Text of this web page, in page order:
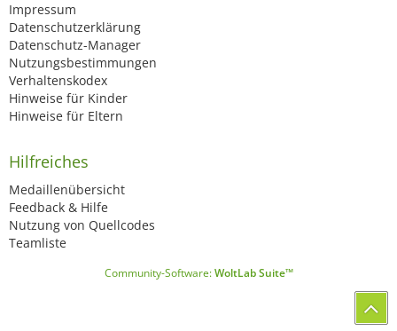
Impressum
Datenschutzerklärung
Datenschutz-Manager
Nutzungsbestimmungen
Verhaltenskodex
Hinweise für Kinder
Hinweise für Eltern
Hilfreiches
Medaillenübersicht
Feedback & Hilfe
Nutzung von Quellcodes
Teamliste
Community-Software:WoltLab Suite™